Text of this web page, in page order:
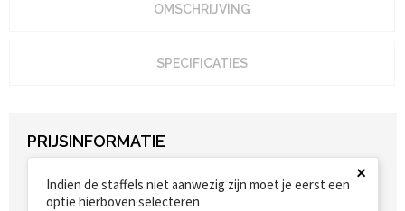
OMSCHRIJVING
SPECIFICATIES
PRIJSINFORMATIE
Indien de staffels niet aanwezig zijn moet je eerst een
optie hierboven selecteren
×